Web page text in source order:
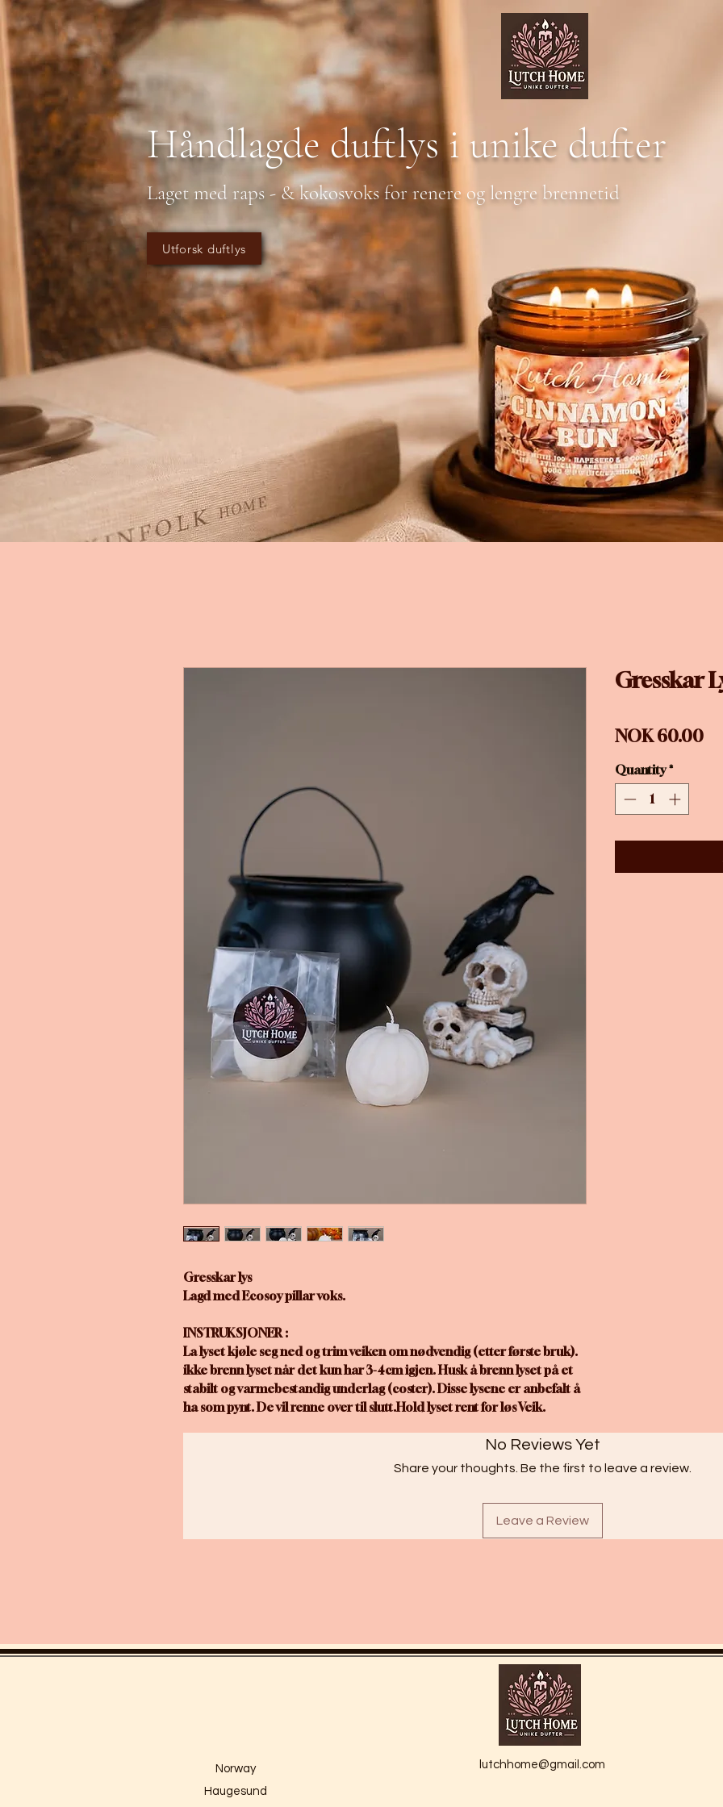
Håndlagde duftlysi unike dufter
Laget med raps - & kokosvoks for renere og lengre brennetid
Utforsk duftlys
Gresskar lys
Lagd med Ecosoy pillar voks.
INSTRUKSJONER :
La lyset kjøle seg ned og trim veiken om nødvendig (etter første bruk).
ikke brenn lyset når det kun har 3-4cm igjen. Husk å brenn lyset på et
stabilt og varmebestandig underlag (coster). Disse lysene er anbefalt å
ha som pynt. De vil renne over til slutt.Hold lyset rent for løs Veik.
Gresskar
NOK 60.00
Quantity *
No Reviews Yet
Share your thoughts. Be the first to leave a review.
Leave a Review
Norway
Haugesund
lutchhome@gmail.com